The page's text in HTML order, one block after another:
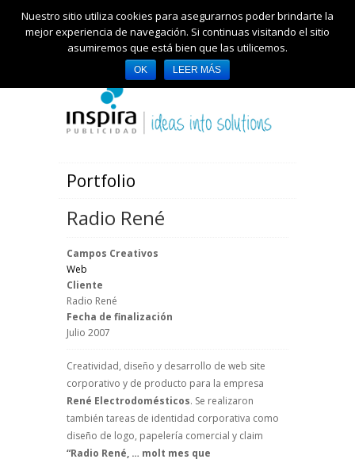
Portfolio
Radio René
Campos Creativos
Web
Cliente
Radio René
Fecha de finalización
Julio 2007
Creatividad, diseño y desarrollo de web site
corporativo y de producto para la empresa
René Electrodomésticos. Se realizaron
también tareas de identidad corporativa como
diseño de logo, papelería comercial y claim
“Radio René, … molt mes que
Nuestro sitio utiliza cookies para asegurarnos poder brindarte la
mejor experiencia de navegación. Si continuas visitando el sitio
asumiremos que está bien que las utilicemos.
OK LEER MÁS